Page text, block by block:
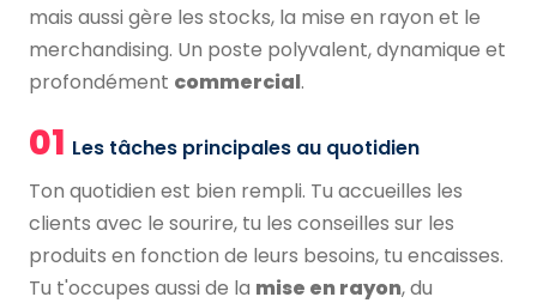
mais aussi gère les stocks, la mise en rayon et le
merchandising. Un poste polyvalent, dynamique et
profondément commercial.
01 Les tâches principales au quotidien
Ton quotidien est bien rempli. Tu accueilles les
clients avec le sourire, tu les conseilles sur les
produits en fonction de leurs besoins, tu encaisses.
Tu t'occupes aussi de la mise en rayon, du